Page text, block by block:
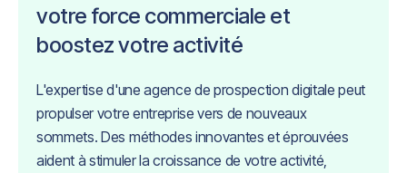
votre force commerciale et
boostez votre activité
L'expertise d'une agence de prospection digitale peut
propulser votre entreprise vers de nouveaux
sommets. Des méthodes innovantes et éprouvées
aident à stimuler la croissance de votre activité,